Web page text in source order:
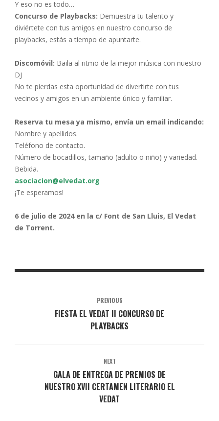
Y eso no es todo…
Concurso de Playbacks: Demuestra tu talento y
diviértete con tus amigos en nuestro concurso de
playbacks, estás a tiempo de apuntarte.
Discomóvil: Baila al ritmo de la mejor música con nuestro
DJ
No te pierdas esta oportunidad de divertirte con tus
vecinos y amigos en un ambiente único y familiar.
Reserva tu mesa ya mismo, envía un email indicando:
Nombre y apellidos.
Teléfono de contacto.
Número de bocadillos, tamaño (adulto o niño) y variedad.
Bebida.
asociacion@elvedat.org
¡Te esperamos!
6 de julio de 2024 en la c/ Font de San Lluis, El Vedat
de Torrent.
PREVIOUS
FIESTA EL VEDAT II CONCURSO DE
PLAYBACKS
NEXT
GALA DE ENTREGA DE PREMIOS DE
NUESTRO XVII CERTAMEN LITERARIO EL
VEDAT